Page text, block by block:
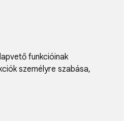
funkcióinak
személyre szabása,